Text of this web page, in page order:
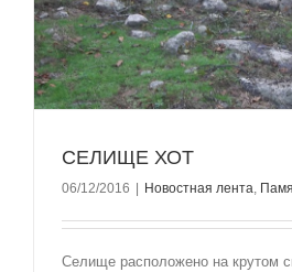
СЕЛИЩЕ ХОТ
06/12/2016 Новостная лента,
Селище расположено на крутом